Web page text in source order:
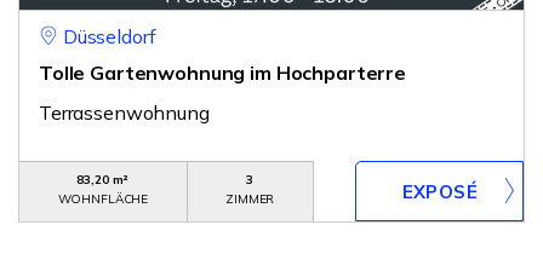
Düsseldorf
Tolle Gartenwohnung im Hochparterre
Terrassenwohnung
83,20 m²
WOHNFLÄCHE
3
ZIMMER